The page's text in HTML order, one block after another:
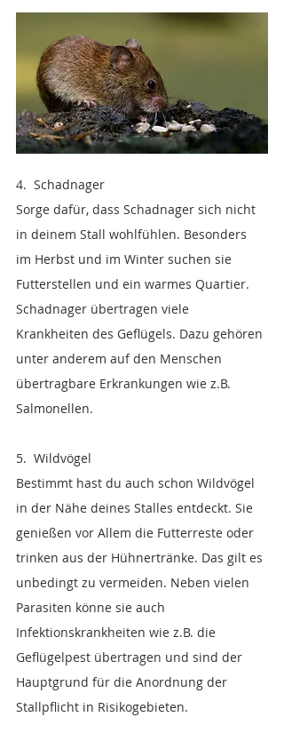
4.  Schadnager
Sorge dafür, dass Schadnager sich nicht
in deinem Stall wohlfühlen. Besonders
im Herbst und im Winter suchen sie
Futterstellen und ein warmes Quartier.
Schadnager übertragen viele
Krankheiten des Geflügels. Dazu gehören
unter anderem auf den Menschen
übertragbare Erkrankungen wie z.B.
Salmonellen.
5.  Wildvögel
Bestimmt hast du auch schon Wildvögel
in der Nähe deines Stalles entdeckt. Sie
genießen vor Allem die Futterreste oder
trinken aus der Hühnertränke. Das gilt es
unbedingt zu vermeiden. Neben vielen
Parasiten könne sie auch
Infektionskrankheiten wie z.B. die
Geflügelpest übertragen und sind der
Hauptgrund für die Anordnung der
Stallpflicht in Risikogebieten.